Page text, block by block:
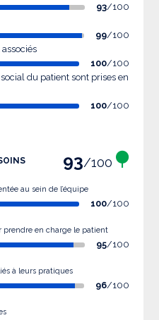
93/100
99/100
100/100
du patient sont prises en
100/100
93/100
au sein de l’équipe
100/100
prendre en charge le patient
95/100
à leurs pratiques
96/100